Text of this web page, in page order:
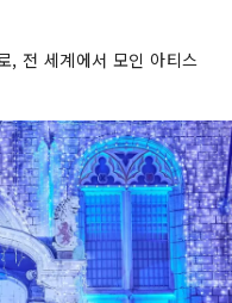
, 전 세계에서 모인 아티스